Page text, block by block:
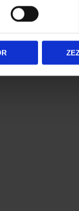
oraz ustaw
zgodę w
funkcje
udostępniamy
danymi